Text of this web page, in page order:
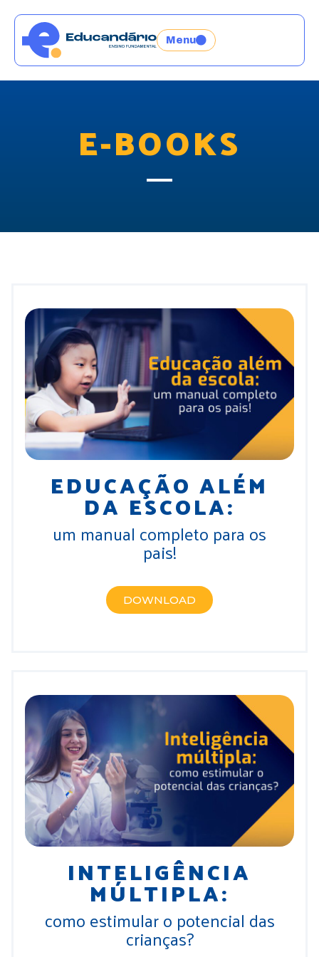
Menu
E-BOOKS
EDUCAÇÃO ALÉM
DA ESCOLA:
um manual completo para os
pais!
DOWNLOAD
INTELIGÊNCIA
MÚLTIPLA:
como estimular o potencial das
crianças?